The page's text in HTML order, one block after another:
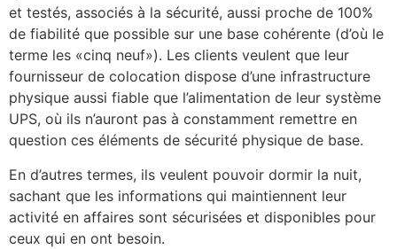
et testés, associés à la sécurité, aussi proche de 100%
de fiabilité que possible sur une base cohérente (d’où le
terme les «cinq neuf»). Les clients veulent que leur
fournisseur de colocation dispose d’une infrastructure
physique aussi fiable que l’alimentation de leur système
UPS, où ils n’auront pas à constamment remettre en
question ces éléments de sécurité physique de base.
En d’autres termes, ils veulent pouvoir dormir la nuit,
sachant que les informations qui maintiennent leur
activité en affaires sont sécurisées et disponibles pour
ceux qui en ont besoin.